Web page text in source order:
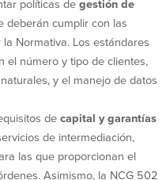
políticas degestiónde
deberán cumplir con las
Normativa. Los estándares
el número y tipo de clientes,
y el manejo de datos
decapital y garantías
de intermediación,
las que proporcionan el
Asimismo, la NCG 502